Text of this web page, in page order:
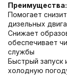
Преимущества:
Помогает
дизельных
Снижает
обеспечивает
службы
Быстрый запуск
холодную